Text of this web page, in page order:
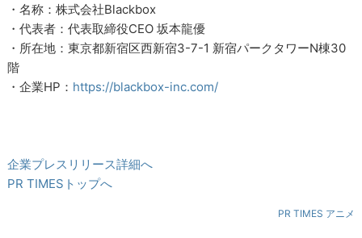
・名称：株式会社Blackbox
・代表者：代表取締役CEO 坂本龍優
・所在地：東京都新宿区西新宿3-7-1 新宿パークタワーN棟30
階
・企業HP： https://blackbox-inc.com/
企業プレスリリース詳細へ
PR TIMESトップへ
PR TIMES アニメ